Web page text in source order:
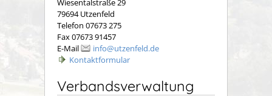
Wiesentalstraße 29
79694 Utzenfeld
Telefon 07673 275
Fax 07673 91457
E-Mail
info@utzenfeld.de
Kontaktformular
Verbandsverwaltung